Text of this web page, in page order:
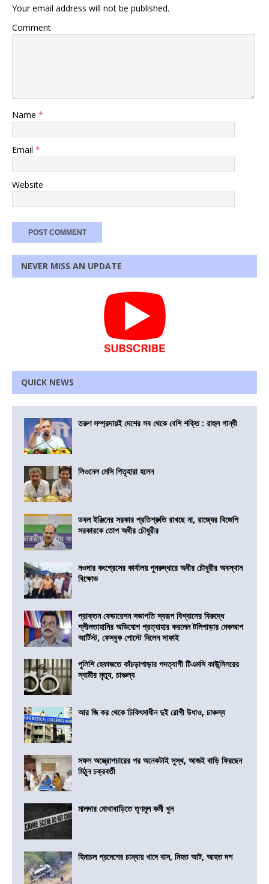
Your email address will not be published.
Comment
Name *
Email *
Website
NEVER MISS AN UPDATE
QUICK NEWS
তরুণ সম্প্রদায়ই দেশের সব থেকে বেশি শক্তি : রাহুল গান্ধী
লিওনেল মেসি পিতৃহারা হলেন
ডবল ইঞ্জিনের সরকার প্রতিশ্রুতি রাখছে না, রাজ্যের বিজেপি
সরকারকে তোপ অধীর চৌধুরীর
নওদার কংগ্রেসের কার্যালয় পুনরুদ্ধারে অধীর চৌধুরীর অবস্থান
বিক্ষোভ
প্রাক্তন ফেডারেশন সভাপতি স্বরূপ বিশ্বাসের বিরুদ্ধে
শ্লীলতাহানির অভিযোগ প্রত্যাহার করলেন টলিপাড়ার মেকআপ
আর্টিস্ট, ফেসবুক পোস্টে দিলেন সাফাই
পুলিশি হেফাজতে কাঁচড়াপাড়ার পদত্যাগী টিএমসি কাউন্সিলরের
স্বামীর মৃত্যু, চাঞ্চল্য
আর জি কর থেকে চিকিৎসাধীন দুই রোগী উধাও, চাঞ্চল্য
সফল অস্ত্রোপচারের পর অনেকটাই সুস্থ, আজই বাড়ি ফিরছেন
মিঠুন চক্রবর্তী
মালদার মোথাবাড়িতে তৃণমূল কর্মী খুন
হিমাচল প্রদেশের চাম্বায় খাদে বাস, নিহত আট, আহত দশ